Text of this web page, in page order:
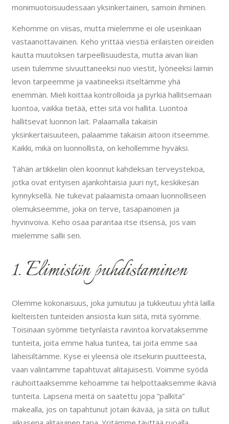
monimuotoisuudessaan yksinkertainen, samoin ihminen.
Kehomme on viisas, mutta mielemme ei ole useinkaan
vastaanottavainen. Keho yrittää viestiä erilaisten oireiden
kautta muutoksen tarpeellisuudesta, mutta aivan liian
usein tulemme sivuuttaneeksi nuo viestit, lyöneeksi laimin
levon tarpeemme ja vaatineeksi itseltämme yhä
enemmän. Mieli koittaa kontrolloida ja pyrkiä hallitsemaan
luontoa, vaikka tietää, ettei sitä voi hallita. Luontoa
hallitsevat luonnon lait. Palaamalla takaisin
yksinkertaisuuteen, palaamme takaisin aitoon itseemme.
Kaikki, mikä on luonnollista, on kehollemme hyväksi.
Tähän artikkeliin olen koonnut kahdeksan terveystekoa,
jotka ovat erityisen ajankohtaisia juuri nyt, keskikesän
kynnyksellä. Ne tukevat palaamista omaan luonnolliseen
olemukseemme, joka on terve, tasapainoinen ja
hyvinvoiva. Keho osaa parantaa itse itsensä, jos vain
mielemme sallii sen.
1. Elimistön puhdistaminen
Olemme kokonaisuus, joka jumiutuu ja tukkeutuu yhtä lailla
kielteisten tunteiden ansiosta kuin siitä, mitä syömme.
Toisinaan syömme tietynlaista ravintoa korvataksemme
tunteita, joita emme halua tuntea, tai joita emme saa
läheisiltämme. Kyse ei yleensä ole itsekurin puutteesta,
vaan valintamme tapahtuvat alitajuisesti. Voimme syödä
rauhoittaaksemme kehoamme tai helpottaaksemme ikäviä
tunteita. Lapsena meitä on saatettu jopa ”palkita”
makealla, jos on tapahtunut jotain ikävää, ja siitä on tullut